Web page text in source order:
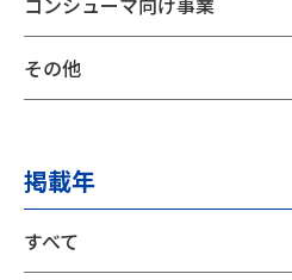
その他
掲載年
すべて